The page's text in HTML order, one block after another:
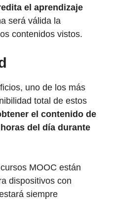
el aprendizaje
será válida la
contenidos vistos.
uno de los más
total de estos
el contenido de
del día durante
MOOC están
dispositivos con
siempre